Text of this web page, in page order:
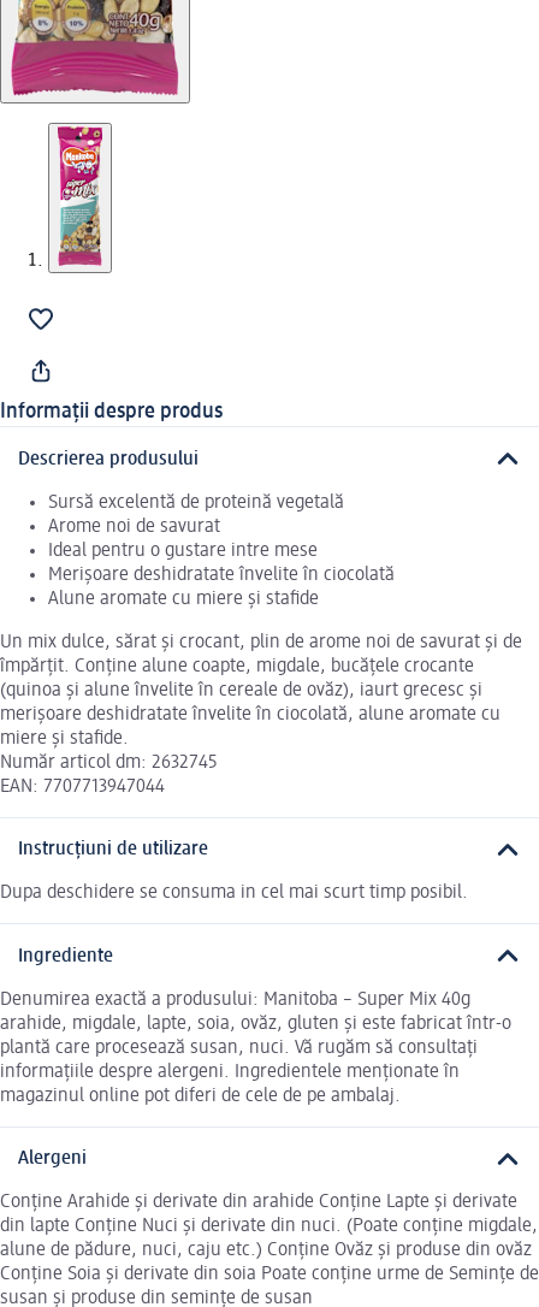
Informații despre produs
Descrierea produsului
Sursă excelentă de proteină vegetală
Arome noi de savurat
Ideal pentru o gustare intre mese
Merișoare deshidratate învelite în ciocolată
Alune aromate cu miere și stafide
Un mix dulce, sărat și crocant, plin de arome noi de savurat și de
împărțit. Conține alune coapte, migdale, bucățele crocante
(quinoa și alune învelite în cereale de ovăz), iaurt grecesc și
merișoare deshidratate învelite în ciocolată, alune aromate cu
miere și stafide.
Număr articol dm: 2632745
EAN: 7707713947044
Instrucțiuni de utilizare
Dupa deschidere se consuma in cel mai scurt timp posibil.
Ingrediente
Denumirea exactă a produsului: Manitoba – Super Mix 40g
arahide, migdale, lapte, soia, ovăz, gluten și este fabricat într-o
plantă care procesează susan, nuci. Vă rugăm să consultați
informațiile despre alergeni. Ingredientele menționate în
magazinul online pot diferi de cele de pe ambalaj.
Alergeni
Conține Arahide și derivate din arahide Conține Lapte și derivate
din lapte Conține Nuci și derivate din nuci. (Poate conține migdale,
alune de pădure, nuci, caju etc.) Conține Ovăz și produse din ovăz
Conține Soia și derivate din soia Poate conține urme de Semințe de
susan și produse din semințe de susan